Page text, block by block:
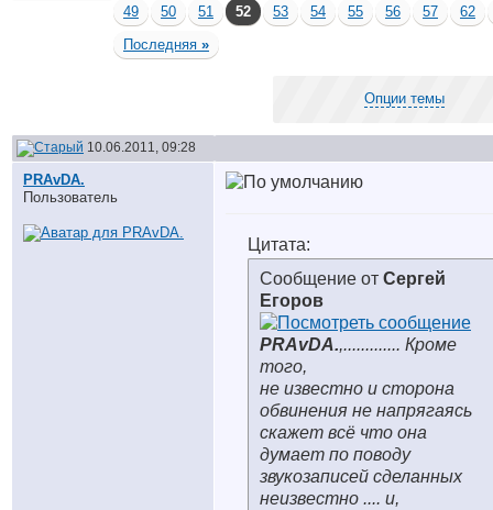
49
50 51 52 53 54 55 56 57
62
Последняя »
Опции темы
10.06.2011, 09:28
PRAvDA.
Пользователь
Цитата:
Сообщение от Сергей
Егоров
PRAvDA.,............. Кроме
того,
не известно и сторона
обвинения не напрягаясь
скажет всё что она
думает по поводу
звукозаписей сделанных
неизвестно .... и,